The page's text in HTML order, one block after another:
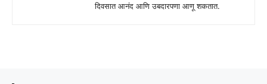
दिवसात आनंद आणि उबदारपणा आणू शकतात.